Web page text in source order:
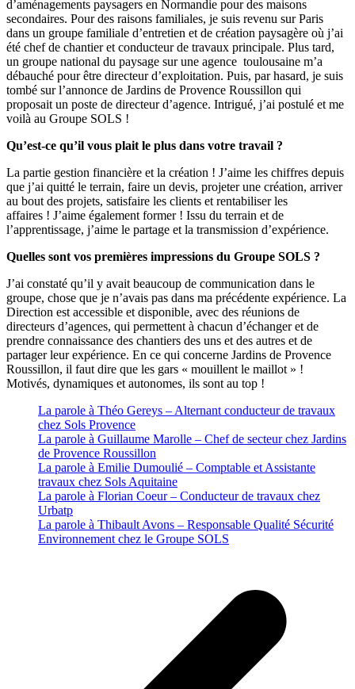
d’aménagements paysagers en Normandie pour des maisons
secondaires. Pour des raisons familiales, je suis revenu sur Paris
dans un groupe familiale d’entretien et de création paysagère où j’ai
été chef de chantier et conducteur de travaux principale. Plus tard,
un groupe national du paysage sur une agence toulousaine m’a
débauché pour être directeur d’exploitation. Puis, par hasard, je suis
tombé sur l’annonce de Jardins de Provence Roussillon qui
proposait un poste de directeur d’agence. Intrigué, j’ai postulé et me
voilà au Groupe SOLS !
Qu’est-ce qu’il vous plait le plus dans votre travail ?
La partie gestion financière et la création ! J’aime les chiffres depuis
que j’ai quitté le terrain, faire un devis, projeter une création, arriver
au bout des projets, satisfaire les clients et rentabiliser les
affaires ! J’aime également former ! Issu du terrain et de
l’apprentissage, j’aime le partage et la transmission d’expérience.
Quelles sont vos premières impressions du Groupe SOLS ?
J’ai constaté qu’il y avait beaucoup de communication dans le
groupe, chose que je n’avais pas dans ma précédente expérience. La
Direction est accessible et disponible, avec des réunions de
directeurs d’agences, qui permettent à chacun d’échanger et de
prendre connaissance des chantiers des uns et des autres et de
partager leur expérience. En ce qui concerne Jardins de Provence
Roussillon, il faut dire que les gars « mouillent le maillot » !
Motivés, dynamiques et autonomes, ils sont au top !
La parole à Théo Gereys – Alternant conducteur de travaux
chez Sols Provence
La parole à Guillaume Marolle – Chef de secteur chez Jardins
de Provence Roussillon
La parole à Emilie Dumoulié – Comptable et Assistante
travaux chez Sols Aquitaine
La parole à Florian Coeur – Conducteur de travaux chez
Urbatp
La parole à Thibault Avons – Responsable Qualité Sécurité
Environnement chez le Groupe SOLS